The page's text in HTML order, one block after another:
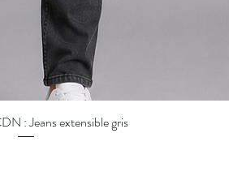
rapide
: Jeans extensible gris